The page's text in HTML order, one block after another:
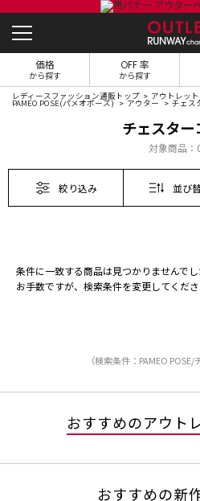
価格
から探す
OFF 率
から探す
レディースファッション通販トップ アウトレッ
PAMEO POSE(パメオポーズ) アウター チェス
チェスター
対象商品：
絞り込み 並び
条件に一致する商品は見つかりませんでし
お手数ですが、検索条件を変更してくださ
（検索条件：PAMEO POSE/
おすすめのアウト
おすすめの新